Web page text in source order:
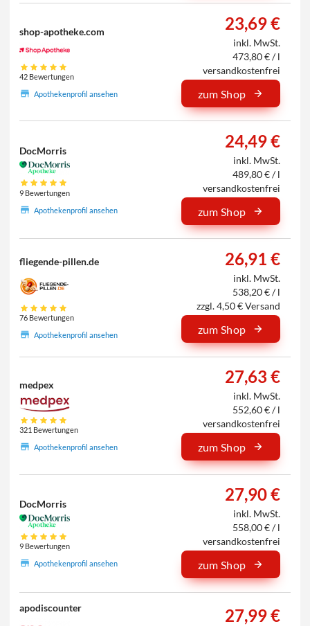
shop-apotheke.com
42 Bewertungen
Apothekenprofil ansehen
23,69 €
inkl. MwSt.
473,80 € / l
versandkostenfrei
zum Shop
DocMorris
9 Bewertungen
Apothekenprofil ansehen
24,49 €
inkl. MwSt.
489,80 € / l
versandkostenfrei
zum Shop
fliegende-pillen.de
76 Bewertungen
Apothekenprofil ansehen
26,91 €
inkl. MwSt.
538,20 € / l
zzgl. 4,50 € Versand
zum Shop
medpex
321 Bewertungen
Apothekenprofil ansehen
27,63 €
inkl. MwSt.
552,60 € / l
versandkostenfrei
zum Shop
DocMorris
9 Bewertungen
Apothekenprofil ansehen
27,90 €
inkl. MwSt.
558,00 € / l
versandkostenfrei
zum Shop
apodiscounter 27,99 €